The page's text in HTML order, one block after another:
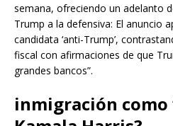
semana, ofreciendo un adelanto
Trump a la defensiva: El anuncio
candidata ‘anti-Trump’,
fiscal con afirmaciones de que
grandes bancos”.
inmigración como